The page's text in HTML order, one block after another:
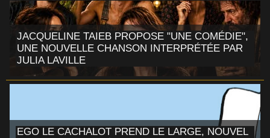
JACQUELINE TAIEB PROPOSE "UNE COMÉDIE",
UNE NOUVELLE CHANSON INTERPRÉTÉE PAR
JULIA LAVILLE
EGO LE CACHALOT PREND LE LARGE, NOUVEL